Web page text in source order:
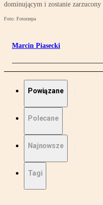
dominującym i zostanie
Foto: Fotorzepa
Marcin Piasecki
Powiązane
Polecane
Najnowsze
Tagi